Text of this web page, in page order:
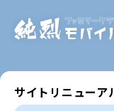
サイトリニューア